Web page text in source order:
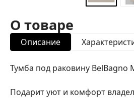
О товаре
Описание
Тумба под раковину BelBagno
Подарит уют и комфорт